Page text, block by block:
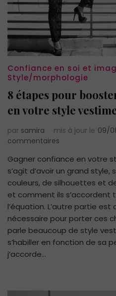
Confiance en soi et
Style/morphologie
8 étapes pour
en votre style
par samira mis à jour le 09/
commentaires
étapes
pour
booster
votre
confiance
votre
style
vestimentaire?
Gagner confiance en votre
s’agit d’avoir un grand
couleurs, de silhouettes et
et comment ils s’accordent
l’équation. L’autre partie est
nécessaire pour porter ces
parle beaucoup de style
s’habiller en fonction de sa
j’accorde…